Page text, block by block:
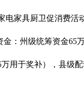
电家具厨卫促消费活
金：州级统筹资金65
用于奖补），县级